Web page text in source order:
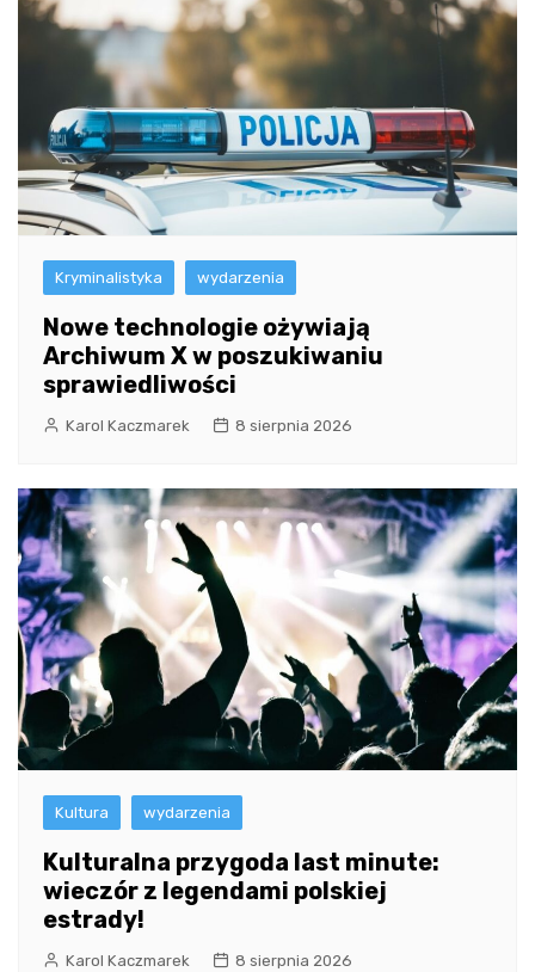
Kryminalistyka wydarzenia
Nowe technologie ożywiają
Archiwum X w poszukiwaniu
sprawiedliwości
Karol Kaczmarek 8 sierpnia 2026
Kultura wydarzenia
Kulturalna przygoda last minute:
wieczór z legendami polskiej
estrady!
Karol Kaczmarek 8 sierpnia 2026